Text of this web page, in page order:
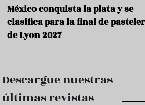
México conquista la plata y se
clasifica para la final de
de Lyon 2027
Descargue nuestras
últimas revistas